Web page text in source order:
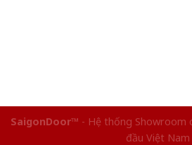
SaigonDoor™ - Hệ thống Showroom
đầu Việt Nam